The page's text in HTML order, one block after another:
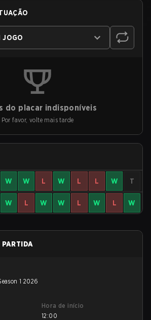
JOGO
do placar indisponíveis
Por favor, volte mais tarde
W W L W L L W T
W L W W L W L W
PARTIDA
1 2026
Hora de início
12:00